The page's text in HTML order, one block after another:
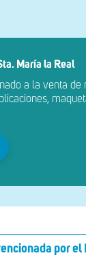
María la Real
a la venta de
por